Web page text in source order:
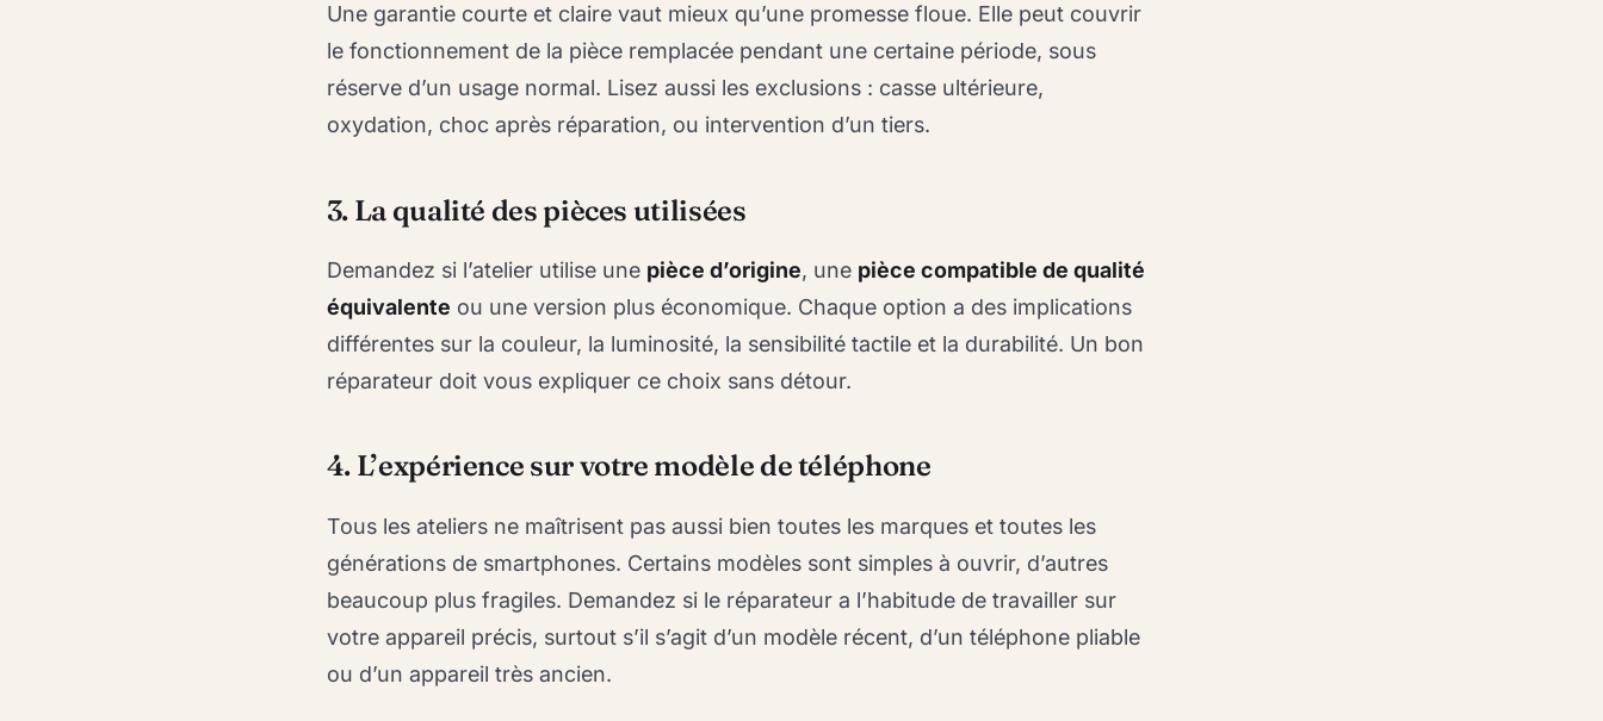
Une garantie courte et claire vaut mieux qu’une promesse floue. Elle peut couvrir
le fonctionnement de la pièce remplacée pendant une certaine période, sous
réserve d’un usage normal. Lisez aussi les exclusions : casse ultérieure,
oxydation, choc après réparation, ou intervention d’un tiers.
3. La qualité des pièces utilisées
Demandez si l’atelier utilise une pièce d’origine, une pièce compatible de qualité
équivalente ou une version plus économique. Chaque option a des implications
différentes sur la couleur, la luminosité, la sensibilité tactile et la durabilité. Un bon
réparateur doit vous expliquer ce choix sans détour.
4. L’expérience sur votre modèle de téléphone
Tous les ateliers ne maîtrisent pas aussi bien toutes les marques et toutes les
générations de smartphones. Certains modèles sont simples à ouvrir, d’autres
beaucoup plus fragiles. Demandez si le réparateur a l’habitude de travailler sur
votre appareil précis, surtout s’il s’agit d’un modèle récent, d’un téléphone pliable
ou d’un appareil très ancien.